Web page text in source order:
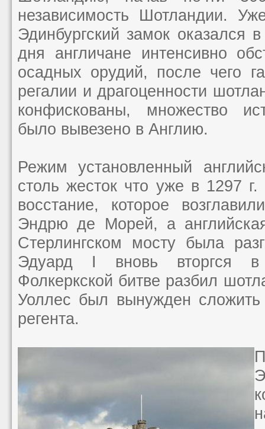
независимость Шотландии.
Эдинбургский замок оказался
дня англичане интенсивно
осадных орудий, после чего
регалии и драгоценности
конфискованы, множество
было вывезено в Англию.
Режим установленный
столь жесток что уже в 1297
восстание, которое
Эндрю де Морей, а
Стерлингском мосту была
Эдуард I вновь вторгся
Фолкеркской битве разбил
Уоллес был вынужден сложить
регента.